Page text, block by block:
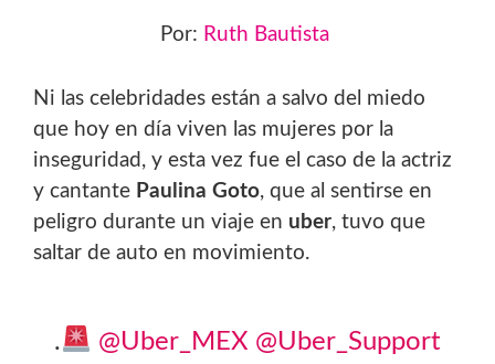
Por: Ruth Bautista
Ni las celebridades están a salvo del miedo
que hoy en día viven las mujeres por la
inseguridad, y esta vez fue el caso de la actriz
y cantante Paulina Goto, que al sentirse en
peligro durante un viaje en uber, tuvo que
saltar de auto en movimiento.
. @Uber_MEX @Uber_Support